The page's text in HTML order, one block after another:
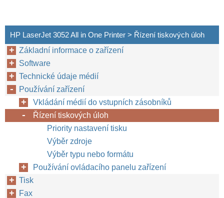
HP LaserJet 3052 All in One Printer > Řízení tiskových úloh
Základní informace o zařízení
Software
Technické údaje médií
Používání zařízení
Vkládání médií do vstupních zásobníků
Řízení tiskových úloh
Priority nastavení tisku
Výběr zdroje
Výběr typu nebo formátu
Používání ovládacího panelu zařízení
Tisk
Fax